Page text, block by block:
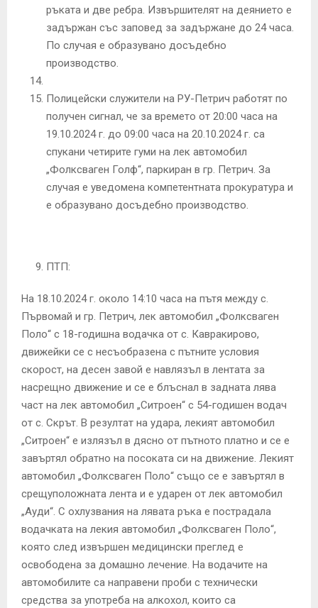
ръката и две ребра. Извършителят на деянието е
задържан със заповед за задържане до 24 часа.
По случая е образувано досъдебно
производство.
Полицейски служители на РУ-Петрич работят по
получен сигнал, че за времето от 20:00 часа на
19.10.2024 г. до 09:00 часа на 20.10.2024 г. са
спукани четирите гуми на лек автомобил
„Фолксваген Голф“, паркиран в гр. Петрич. За
случая е уведомена компетентната прокуратура и
е образувано досъдебно производство.
ПТП:
На 18.10.2024 г. около 14:10 часа на пътя между с.
Първомай и гр. Петрич, лек автомобил „Фолксваген
Поло“ с 18-годишна водачка от с. Кавракирово,
движейки се с несъобразена с пътните условия
скорост, на десен завой е навлязъл в лентата за
насрещно движение и се е блъснал в задната лява
част на лек автомобил „Ситроен“ с 54-годишен водач
от с. Скрът. В резултат на удара, лекият автомобил
„Ситроен“ е излязъл в дясно от пътното платно и се е
завъртял обратно на посоката си на движение. Лекият
автомобил „Фолксваген Поло“ също се е завъртял в
срещуположната лента и е ударен от лек автомобил
„Ауди“. С охлузвания на лявата ръка е пострадала
водачката на лекия автомобил „Фолксваген Поло“,
която след извършен медицински преглед е
освободена за домашно лечение. На водачите на
автомобилите са направени проби с технически
средства за употреба на алкохол, които са